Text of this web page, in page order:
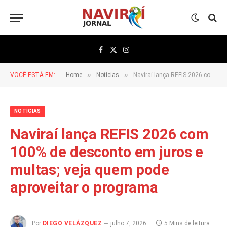
Facebook
X
(Twitter)
Instagram
VOCÊ ESTÁ EM: Home » Notícias » Naviraí lança REFIS 2026 com 100% de desconto em juros e multas; veja quem pode aproveitar o programa
NOTÍCIAS
Naviraí lança REFIS 2026 com
100% de desconto em juros e
multas; veja quem pode
aproveitar o programa
Por DIEGO VELÁZQUEZ julho 7, 2026 5 Mins de leitura